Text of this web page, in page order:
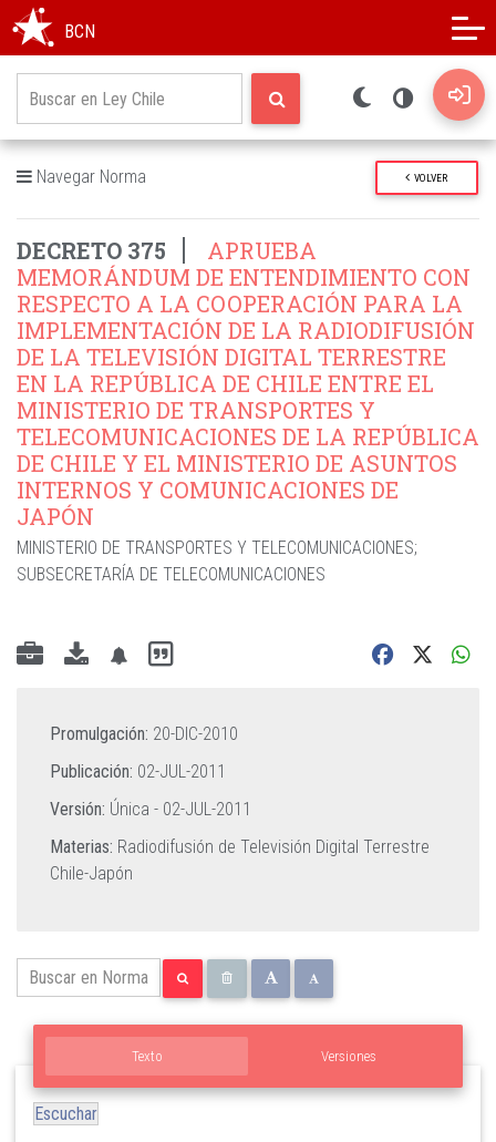
BCN
Navegar Norma VOLVER
DECRETO 375
APRUEBA
MEMORÁNDUM DE ENTENDIMIENTO CON
RESPECTO A LA COOPERACIÓN PARA LA
IMPLEMENTACIÓN DE LA RADIODIFUSIÓN
DE LA TELEVISIÓN DIGITAL TERRESTRE
EN LA REPÚBLICA DE CHILE ENTRE EL
MINISTERIO DE TRANSPORTES Y
TELECOMUNICACIONES DE LA REPÚBLICA
DE CHILE Y EL MINISTERIO DE ASUNTOS
INTERNOS Y COMUNICACIONES DE
JAPÓN
MINISTERIO DE TRANSPORTES Y TELECOMUNICACIONES;
SUBSECRETARÍA DE TELECOMUNICACIONES
Promulgación: 20-DIC-2010
Publicación: 02-JUL-2011
Versión: Única - 02-JUL-2011
Materias: Radiodifusión de Televisión Digital Terrestre
Chile-Japón
Texto Versiones
Escuchar